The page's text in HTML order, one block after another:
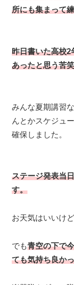
所にも集まって
昨日書いた高校2
あったと思う苦笑
みんな夏期講習
んとかスケジュ
確保しました。
ステージ発表当
す。
お天気はいいけ
でも青空の下で
ても気持ち良か